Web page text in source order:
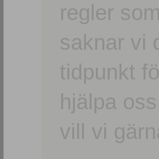
regler
saknar vi
tidpunkt
hjälpa
vill vi